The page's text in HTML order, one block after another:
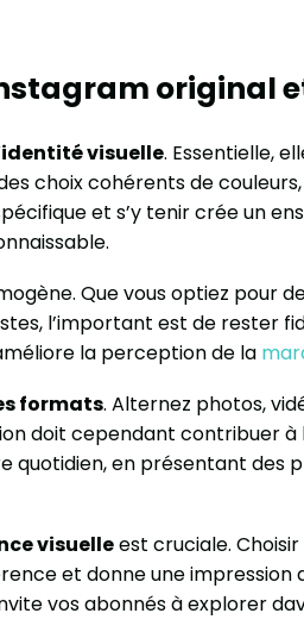
original
visuelle. Essentielle,
choix cohérents de
et s’y tenir crée un
Que vous optiez pour
l’important est de rester
la perception de la
formats. Alternez photos,
doit cependant contribuer à
en présentant des
visuelleest cruciale.
et donne une impression
vos abonnés à explorer